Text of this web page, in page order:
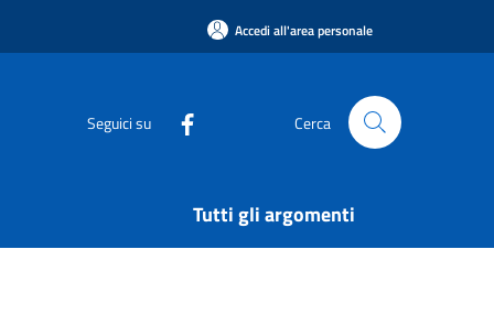
Accedi all'area personale
Seguici su Cerca
Tutti gli argomenti